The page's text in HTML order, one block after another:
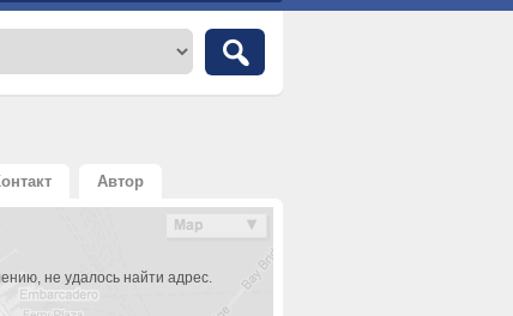
Автор
не удалось найти адрес.